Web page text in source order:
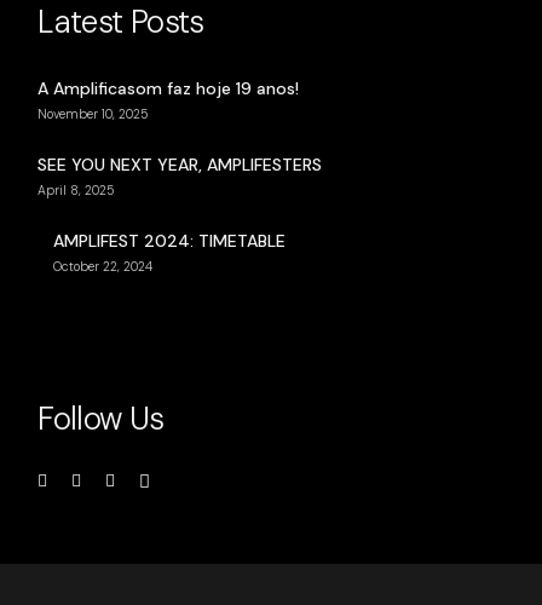
Latest Posts
A Amplificasom faz hoje 19 anos!
November 10, 2025
SEE YOU NEXT YEAR, AMPLIFESTERS
April 8, 2025
AMPLIFEST 2024: TIMETABLE
October 22, 2024
Follow Us